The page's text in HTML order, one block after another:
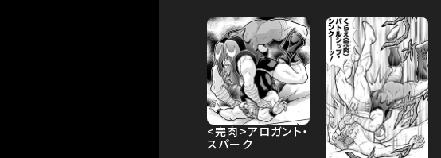
<完肉>アロガント・
スパーク